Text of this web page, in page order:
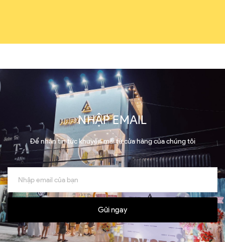
NHẬP EMAIL
Để nhận tin tức khuyến mãi từ cửa hàng của chúng tôi
Gửi ngay